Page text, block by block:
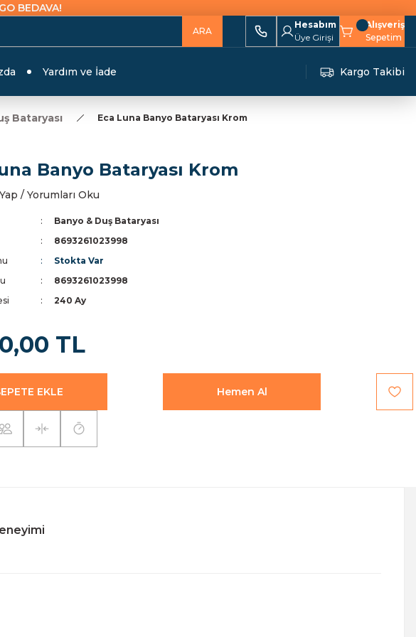
BEDAVA!
ARA
Hesabım
Üye Girişi
Alışveriş
Sepetim
Yardım ve İade Kargo Takibi
Bataryası Eca Luna Banyo Bataryası Krom
Banyo Bataryası Krom
/ Yorumları Oku
Banyo & Duş Bataryası
8693261023998
Stokta Var
8693261023998
240 Ay
TL
EKLE Hemen Al